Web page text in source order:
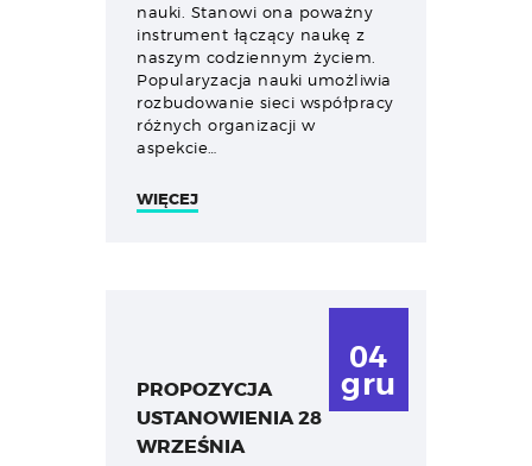
nauki. Stanowi ona poważny
instrument łączący naukę z
naszym codziennym życiem.
Popularyzacja nauki umożliwia
rozbudowanie sieci współpracy
różnych organizacji w
aspekcie…
WIĘCEJ
04
gru
PROPOZYCJA
USTANOWIENIA 28
WRZEŚNIA